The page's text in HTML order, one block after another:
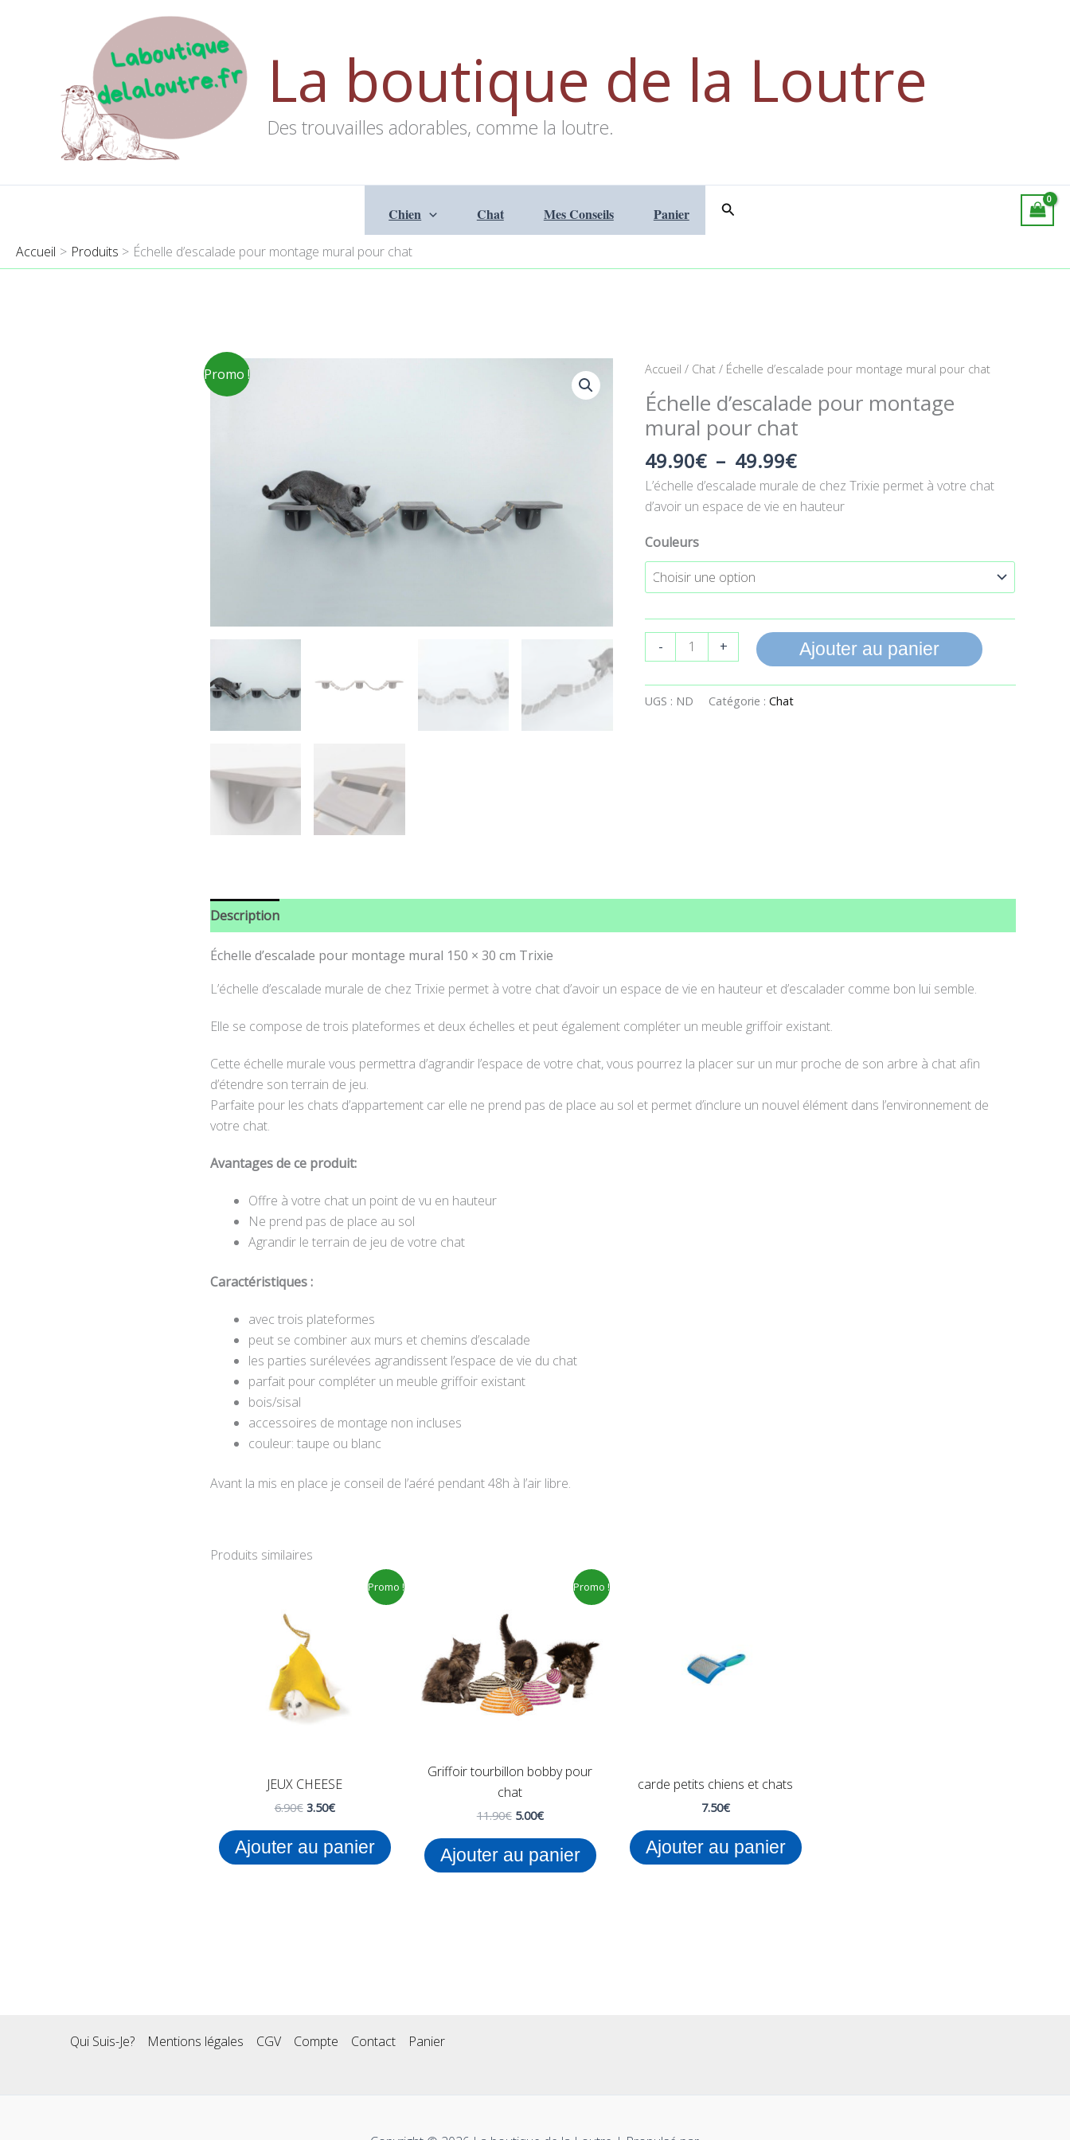
La boutique de la Loutre
Des trouvailles adorables, comme la loutre.
Chien Chat Mes Conseils Panier Rechercher
Accueil Produits Échelle d’escalade pour montage mural pour chat
Promo ! Accueil / Chat / Échelle d’escalade pour montage mural pour chat
Échelle d’escalade pour montage
mural pour chat
49.90€ – 49.99€
Plage
prix :
49.90€
à
49.99€
L’échelle d’escalade murale de chez Trixie permet à votre chat
d’avoir un espace de vie en hauteur
Couleurs
-
quantité
de
Échelle
d'escalade
pour
montage
mural
pour
chat
+ Ajouter au panier
UGS : ND Catégorie :Chat
Description
Échelle d’escalade pour montage mural 150 × 30 cm Trixie
L’échelle d’escalade murale de chez Trixie permet à votre chat d’avoir un espace de vie en hauteur et d’escalader comme bon lui semble.
Elle se compose de trois plateformes et deux échelles et peut également compléter un meuble griffoir existant.
Cette échelle murale vous permettra d’agrandir l’espace de votre chat, vous pourrez la placer sur un mur proche de son arbre à chat afin
d’étendre son terrain de jeu.
Parfaite pour les chats d’appartement car elle ne prend pas de place au sol et permet d’inclure un nouvel élément dans l’environnement de
votre chat.
Avantages de ce produit:
Offre à votre chat un point de vu en hauteur
Ne prend pas de place au sol
Agrandir le terrain de jeu de votre chat
Caractéristiques :
avec trois plateformes
peut se combiner aux murs et chemins d’escalade
les parties surélevées agrandissent l’espace de vie du chat
parfait pour compléter un meuble griffoir existant
bois/sisal
accessoires de montage non incluses
couleur: taupe ou blanc
Avant la mis en place je conseil de l’aéré pendant 48h à l’air libre.
Produits similaires
Promo !
JEUX CHEESE
6.90€
6.90€.
3.50€
Ajouter au panier
Promo !
Griffoir tourbillon bobby pour
chat
11.90€
11.90€.
5.00€
5.00€.
Ajouter au panier
carde petits chiens et chats
7.50€
Ajouter au panier
Qui Suis-Je? Mentions légales CGV Compte Contact Panier